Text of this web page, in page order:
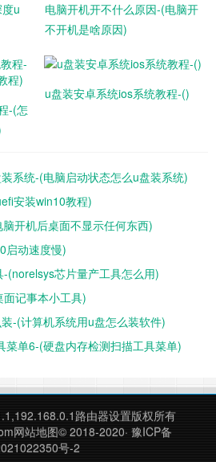
体验”按钮即可运行u盘启动盘制作程
u
电脑开机开不什么原因-(电脑开
不开机是啥原因)
-(怎
u盘装安卓系统ios系统教程-()
系统-(电脑启动状态怎么u盘装系统)
安装win10教程)
开机后桌面不显示任何东西)
启动速度慢)
(norelsys芯片量产工具怎么用)
记事本小工具)
-(计算机系统用u盘怎么装软件)
菜单6-(硬盘内存检测扫描工具菜单)
路由器设置版权所有
网站地图© 2018-2020· 豫ICP备
号-2